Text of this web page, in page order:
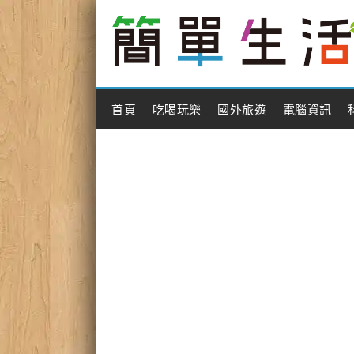
Main Menu
首頁 吃喝玩樂 國外旅遊 電腦資訊